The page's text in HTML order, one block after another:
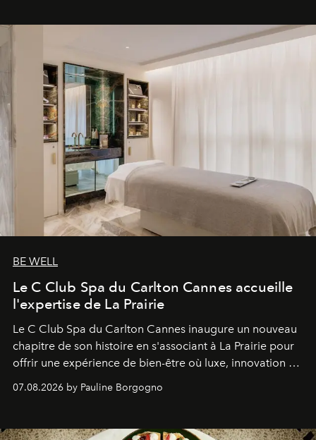
BE WELL
Le C Club Spa du Carlton Cannes accueille
l'expertise de La Prairie
Le C Club Spa du Carlton Cannes inaugure un nouveau
chapitre de son histoire en s'associant à La Prairie pour
offrir une expérience de bien-être où luxe, innovation et
expertise se rencontrent.
07.08.2026 by Pauline Borgogno